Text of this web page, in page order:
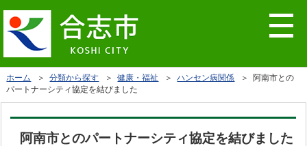
ホーム ＞分類から探す ＞健康・福祉 ＞ハンセン病関係 ＞ 阿南市との
パートナーシティ協定を結びました
阿南市とのパートナーシティ協定を結びました